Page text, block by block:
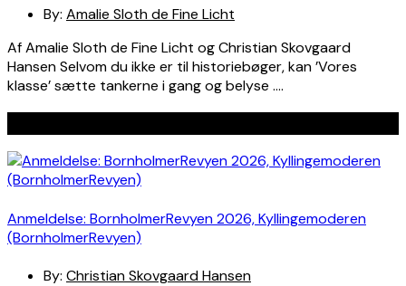
By: Amalie Sloth de Fine Licht
Af Amalie Sloth de Fine Licht og Christian Skovgaard
Hansen Selvom du ikke er til historiebøger, kan ’Vores
klasse’ sætte tankerne i gang og belyse ….
Anmeldelse: BornholmerRevyen 2026, Kyllingemoderen
(BornholmerRevyen)
By: Christian Skovgaard Hansen